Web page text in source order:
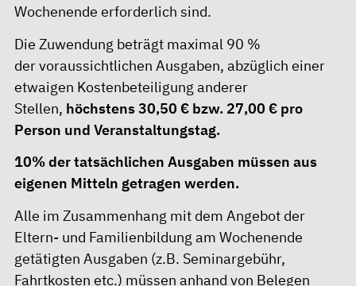
Wochenende erforderlich sind.
Die Zuwendung beträgt maximal 90 %
der voraussichtlichen Ausgaben, abzüglich einer
etwaigen Kostenbeteiligung anderer
Stellen, höchstens 30,50 € bzw. 27,00 € pro
Person und Veranstaltungstag.
10% der tatsächlichen Ausgaben müssen aus
eigenen Mitteln getragen werden.
Alle im Zusammenhang mit dem Angebot der
Eltern- und Familienbildung am Wochenende
getätigten Ausgaben (z.B. Seminargebühr,
Fahrtkosten etc.) müssen anhand von Belegen